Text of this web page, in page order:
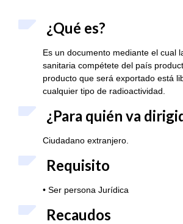
¿Qué es?
Es un documento mediante el cual
sanitaria compétete del país
producto que será exportado está
cualquier tipo de radioactividad.
¿Para quién va
Ciudadano extranjero.
Requisito
• Ser persona Jurídica
Recaudos